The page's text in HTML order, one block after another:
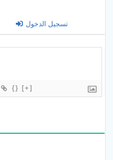
تسجيل الدخول
{} [+]